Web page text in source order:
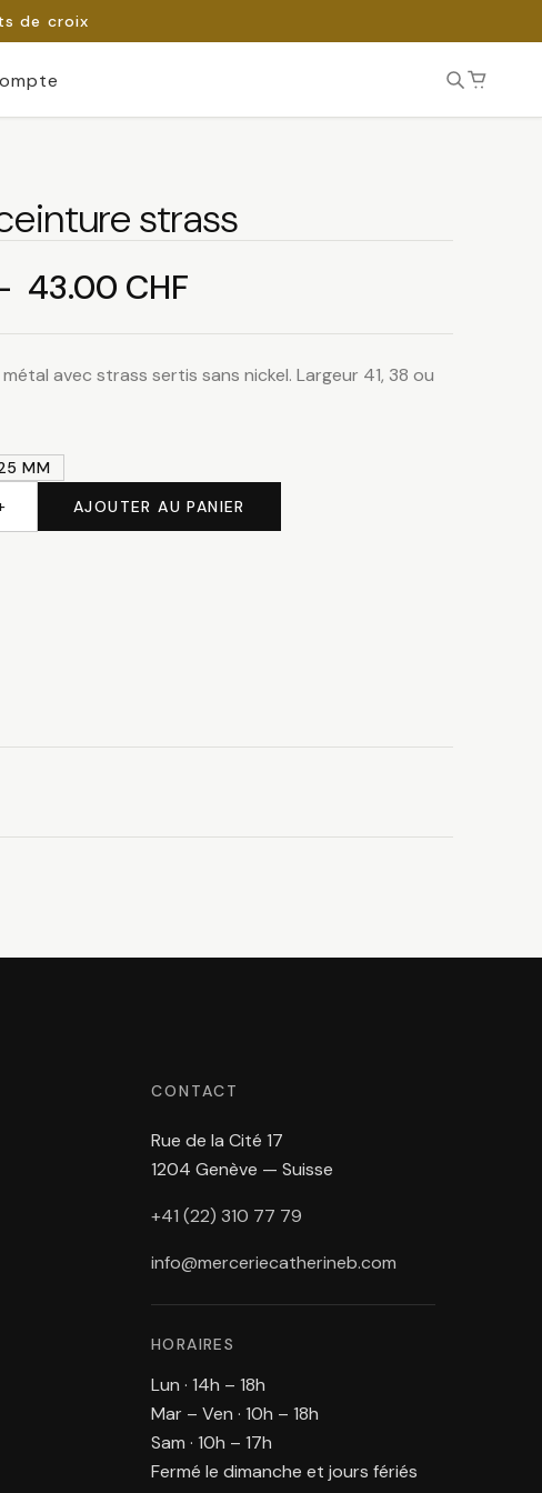
de croix
strass
43.00 CHF
de
à
avec strass sertis sans nickel. Largeur 41, 38 ou
MM
AJOUTER AU PANIER
CONTACT
Rue de la Cité 17
1204 Genève — Suisse
+41 (22) 310 77 79
info@merceriecatherineb.com
HORAIRES
Lun · 14h – 18h
Mar – Ven · 10h – 18h
Sam · 10h – 17h
Fermé le dimanche et jours fériés